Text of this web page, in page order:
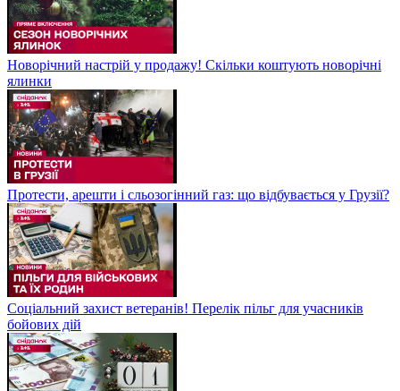
Новорічний настрій у продажу! Скільки коштують новорічні
ялинки
Протести, арешти і сльозогінний газ: що відбувається у Грузії?
Соціальний захист ветеранів! Перелік пільг для учасників
бойових дій